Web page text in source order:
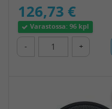
126,73 €
Varastossa:96 kpl
- +